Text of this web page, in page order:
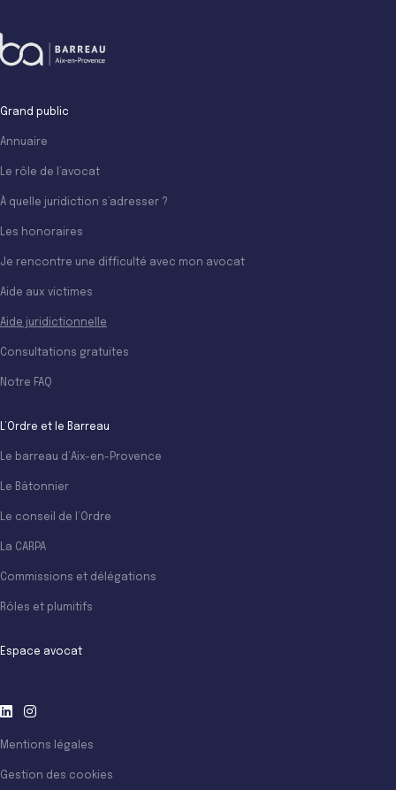
Grand public
Annuaire
Le rôle de l’avocat
À quelle juridiction s’adresser ?
Les honoraires
Je rencontre une difficulté avec mon avocat
Aide aux victimes
Aide juridictionnelle
Consultations gratuites
Notre FAQ
L’Ordre et le Barreau
Le barreau d’Aix-en-Provence
Le Bâtonnier
Le conseil de l’Ordre
La CARPA
Commissions et délégations
Rôles et plumitifs
Espace avocat
Mentions légales
Gestion des cookies